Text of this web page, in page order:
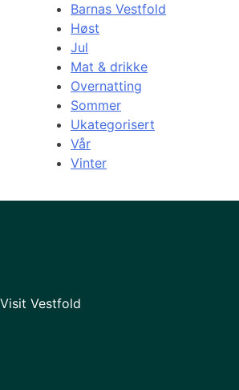
Barnas Vestfold
Høst
Jul
Mat & drikke
Overnatting
Sommer
Ukategorisert
Vår
Vinter
Visit Vestfold